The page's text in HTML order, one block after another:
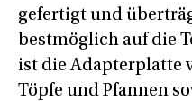
gefertigt und
bestmöglich auf die
ist die Adapterplatte
Töpfe und Pfannen